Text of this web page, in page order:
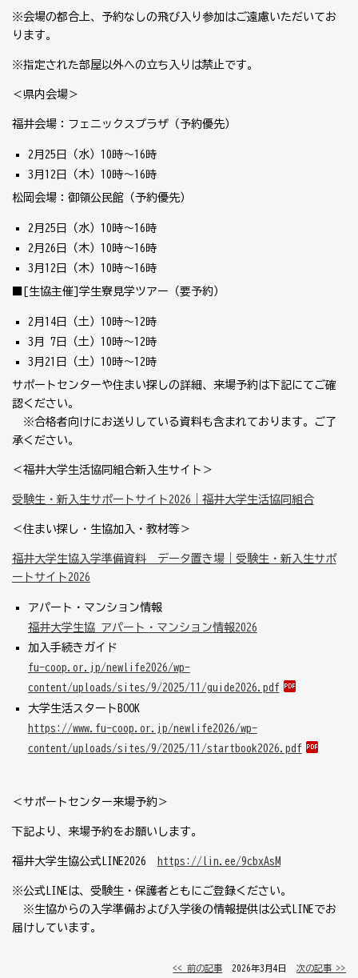
※会場の都合上、予約なしの飛び入り参加はご遠慮いただいてお
ります。
※指定された部屋以外への立ち入りは禁止です。
＜県内会場＞
福井会場：フェニックスプラザ（予約優先）
2月 25 日（水） 10 時～16 時
3月 12 日（木） 10 時～16 時
松岡会場：御領公民館（予約優先）
2月 25 日（水） 10 時～16 時
2月 26 日（木） 10 時～16 時
3月 12 日（木） 10 時～16 時
生協主催] 学生寮見学ツアー（要予約）
2月 14日（土） 10 時～12 時
3月 7日（土） 10 時～12 時
3月 21 日（土） 10 時～12 時
サポートセンターや住まい探しの詳細、来場予約は下記にてご確
認ください。
※合格者向けにお送りしている資料も含まれております。ご了
承ください。
＜福井大学生活協同組合新入生サイト＞
受験生・新入生サポートサイト2026｜福井大学生活協同組合
＜住まい探し・生協加入・教材等＞
福井大学生協入学準備資料 データ置き場｜受験生・新入生サポ
ートサイト2026
アパート・マンション情報
福井大学生協 アパート・マンション情報2026
加入手続きガイド
fu-coop.or.jp/newlife2026/wp-
content/uploads/sites/9/2025/11/guide2026.pdf
大学生活スタート BOOK
https://www.fu-coop.or.jp/newlife2026/wp-
content/uploads/sites/9/2025/11/startbook2026.pdf
＜サポートセンター来場予約＞
下記より、来場予約をお願いします。
福井大学生協公式 LINE2026 https://lin.ee/9cbxAsM
※公式 LINE は、受験生・保護者ともにご登録ください。
※生協からの入学準備および入学後の情報提供は公式 LINEでお
届けしています。
<< 前の記事 │ 2026年3月4日 │次の記事 >>